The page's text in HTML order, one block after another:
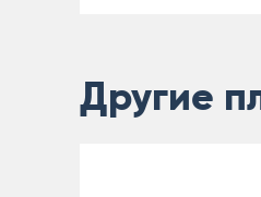
Другие